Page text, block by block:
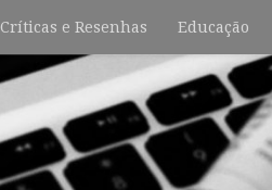
Críticas e Resenhas Educação